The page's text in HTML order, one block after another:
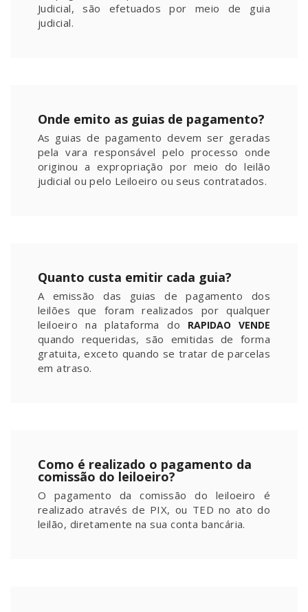
Judicial, são efetuados por meio de guia
judicial.
Onde emito as guias de pagamento?
As guias de pagamento devem ser geradas
pela vara responsável pelo processo onde
originou a expropriação por meio do leilão
judicial ou pelo Leiloeiro ou seus contratados.
Quanto custa emitir cada guia?
A emissão das guias de pagamento dos
leilões que foram realizados por qualquer
leiloeiro na plataforma do RAPIDAO VENDE
quando requeridas, são emitidas de forma
gratuita, exceto quando se tratar de parcelas
em atraso.
Como é realizado o pagamento da
comissão do leiloeiro?
O pagamento da comissão do leiloeiro é
realizado através de PIX, ou TED no ato do
leilão, diretamente na sua conta bancária.